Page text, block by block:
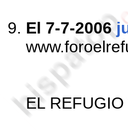
El 7-7-2006
EL REFUGIO